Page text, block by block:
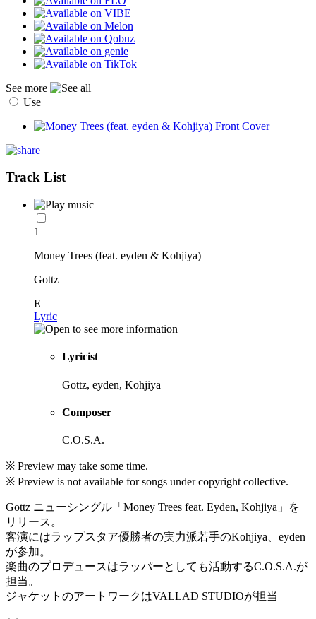
See more
Use
Track List
1
Money Trees (feat. eyden & Kohjiya)
Gottz
E
Lyric
Lyricist
Gottz, eyden, Kohjiya
Composer
C.O.S.A.
※ Preview may take some time.
※ Preview is not available for songs under copyright collective.
Gottz ニューシングル「Money Trees feat. Eyden, Kohjiya」を
リリース。
客演にはラップスタア優勝者の実力派若手のKohjiya、eyden
が参加。
楽曲のプロデュースはラッパーとしても活動するC.O.S.A.が
担当。
ジャケットのアートワークはVALLAD STUDIOが担当